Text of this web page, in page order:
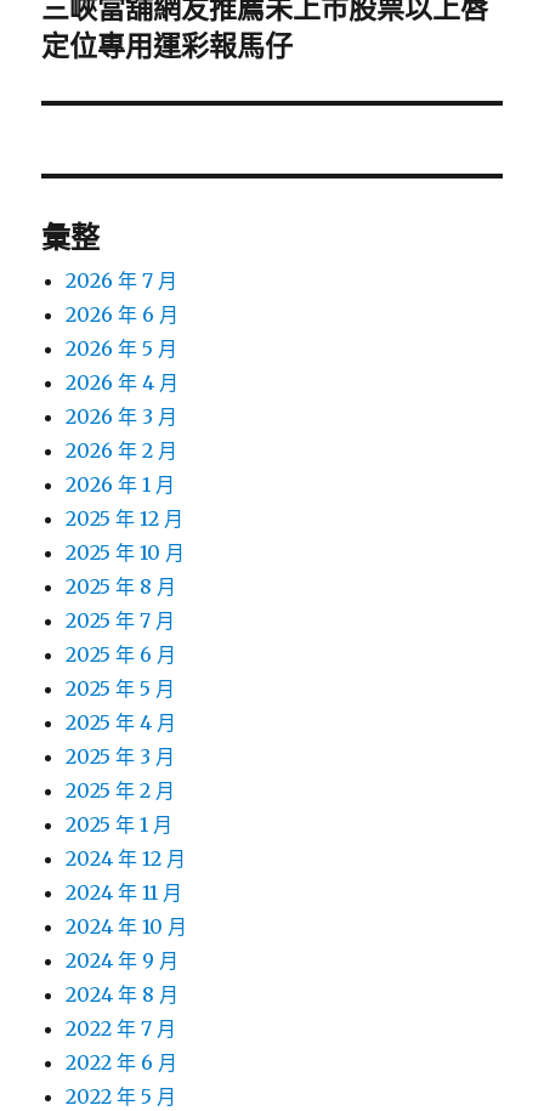
下
一
文
三峽當舖網友推薦未上市股票以上唇
定位專用運彩報馬仔
彙整
2026 年 7 月
2026 年 6 月
2026 年 5 月
2026 年 4 月
2026 年 3 月
2026 年 2 月
2026 年 1 月
2025 年 12 月
2025 年 10 月
2025 年 8 月
2025 年 7 月
2025 年 6 月
2025 年 5 月
2025 年 4 月
2025 年 3 月
2025 年 2 月
2025 年 1 月
2024 年 12 月
2024 年 11 月
2024 年 10 月
2024 年 9 月
2024 年 8 月
2022 年 7 月
2022 年 6 月
2022 年 5 月